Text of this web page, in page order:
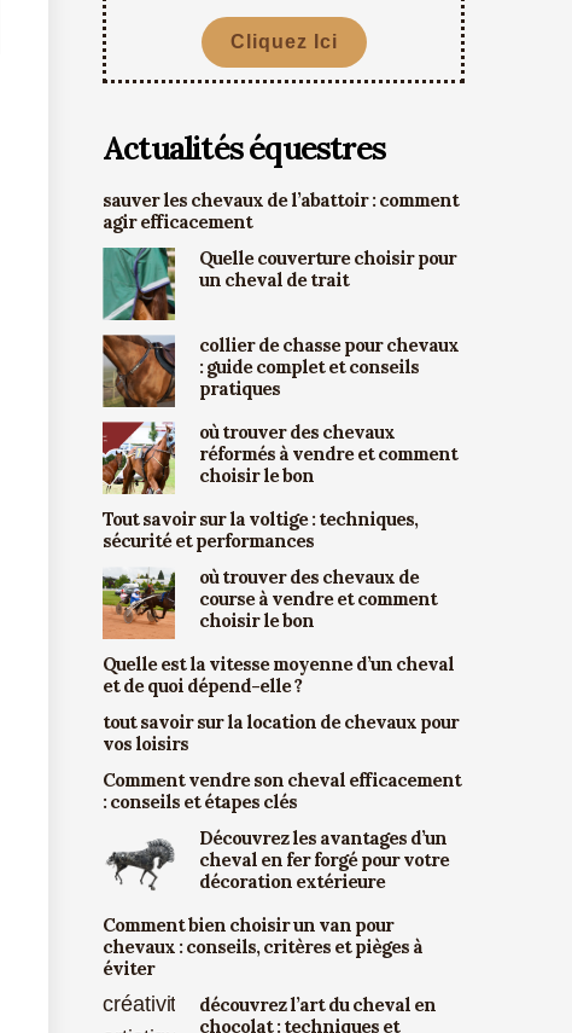
Cliquez Ici
Actualités équestres
sauver les chevaux de l’abattoir : comment
agir efficacement
Quelle couverture choisir pour
un cheval de trait
collier de chasse pour chevaux
: guide complet et conseils
pratiques
où trouver des chevaux
réformés à vendre et comment
choisir le bon
Tout savoir sur la voltige : techniques,
sécurité et performances
où trouver des chevaux de
course à vendre et comment
choisir le bon
Quelle est la vitesse moyenne d’un cheval
et de quoi dépend-elle ?
tout savoir sur la location de chevaux pour
vos loisirs
Comment vendre son cheval efficacement
: conseils et étapes clés
Découvrez les avantages d’un
cheval en fer forgé pour votre
décoration extérieure
Comment bien choisir un van pour
chevaux : conseils, critères et pièges à
éviter
découvrez l’art du cheval en
chocolat : techniques et